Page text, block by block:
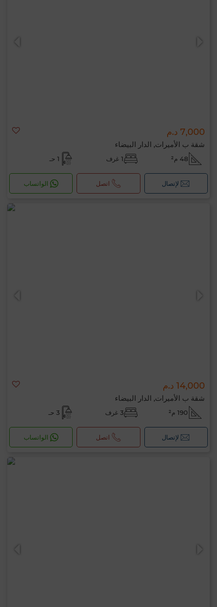
7,000 د.م
شقة ب الأميرات, الدار البيضاء
48 م² 1 غرف 1 حـ
لإتصال اتصل الواتساب
14,000 د.م
شقة ب الأميرات, الدار البيضاء
190 م² 3 غرف 3 حـ
لإتصال اتصل الواتساب